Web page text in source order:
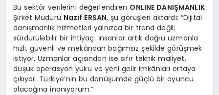
Bu sektör verilerini değerlendiren ONLINE DANIŞMANLIK
Şirket Müdürü Nazif ERSAN, şu görüşleri aktardı: “Dijital
danışmanlık hizmetleri yalnızca bir trend değil;
sürdürülebilir bir ihtiyaç. İnsanlar artık doğru uzmanla
hızlı, güvenli ve mekândan bağımsız şekilde görüşmek
istiyor. Uzmanlar açısından ise sıfır teknik maliyet,
düşük operasyon yükü ve yeni gelir imkânları ortaya
çıkıyor. Türkiye’nin bu dönüşümde güçlü bir oyuncu
olacağına inanıyorum.”